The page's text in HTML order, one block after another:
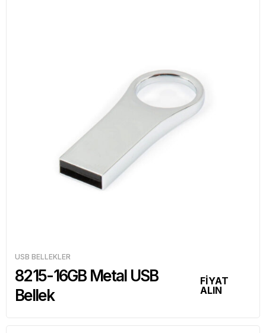
USB BELLEKLER
8215-16GB Metal USB
Bellek
FİYAT
ALIN